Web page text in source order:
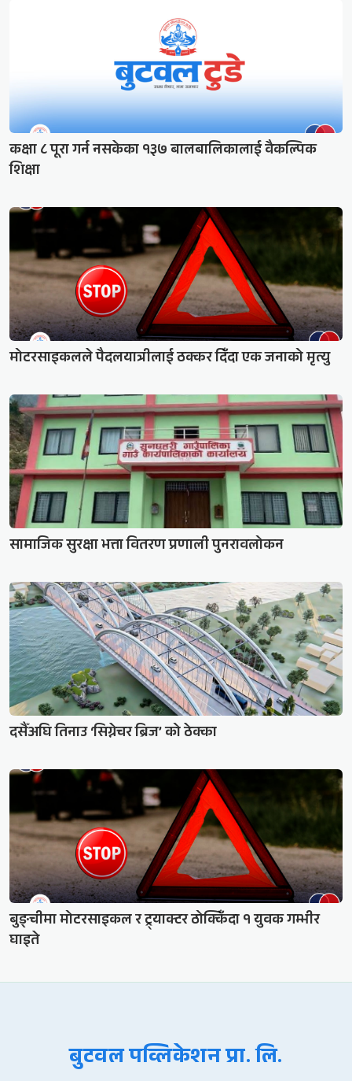
कक्षा ८ पूरा गर्न नसकेका १३७ बालबालिकालाई वैकल्पिक
शिक्षा
मोटरसाइकलले पैदलयात्रीलाई ठक्कर दिँदा एक जनाको मृत्यु
सामाजिक सुरक्षा भत्ता वितरण प्रणाली पुनरावलोकन
दसैँअघि तिनाउ ‘सिग्नेचर ब्रिज’ को ठेक्का
बुङ्चीमा मोटरसाइकल र ट्र्याक्टर ठोक्किँदा १ युवक गम्भीर
घाइते
बुटवल पव्लिकेशन प्रा. लि.